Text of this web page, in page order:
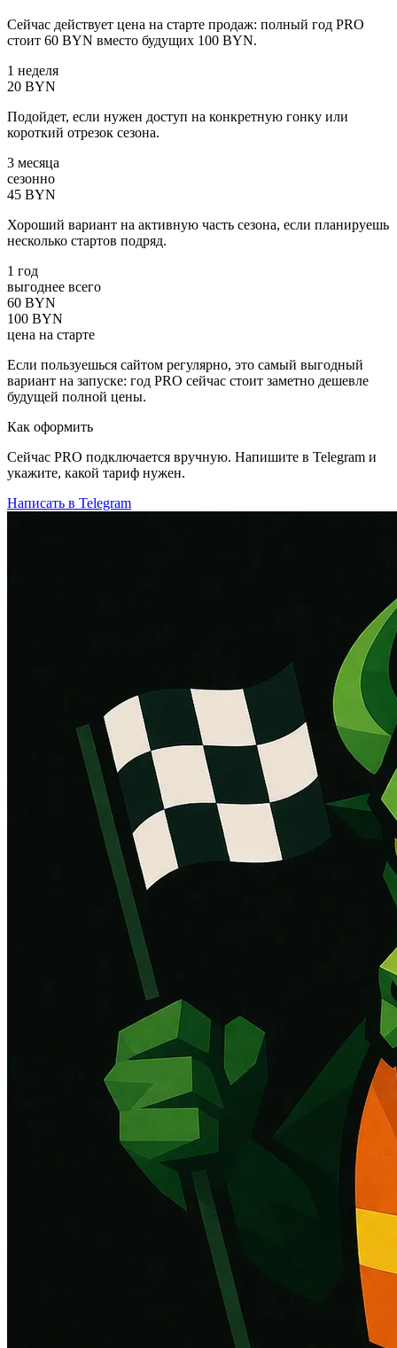
Сейчас действует цена на старте продаж: полный год PRO
стоит 60 BYN вместо будущих 100 BYN.
1 неделя
20 BYN
Подойдет, если нужен доступ на конкретную гонку или
короткий отрезок сезона.
3 месяца
сезонно
45 BYN
Хороший вариант на активную часть сезона, если планируешь
несколько стартов подряд.
1 год
выгоднее всего
60 BYN
100 BYN
цена на старте
Если пользуешься сайтом регулярно, это самый выгодный
вариант на запуске: год PRO сейчас стоит заметно дешевле
будущей полной цены.
Как оформить
Сейчас PRO подключается вручную. Напишите в Telegram и
укажите, какой тариф нужен.
Написать в Telegram